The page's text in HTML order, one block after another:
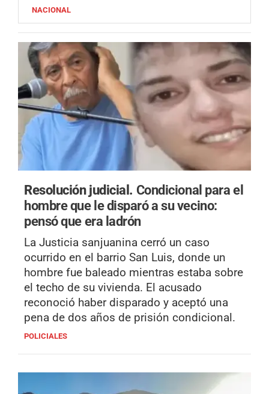
NACIONAL
Resolución judicial. Condicional para el
hombre que le disparó a su vecino:
pensó que era ladrón
La Justicia sanjuanina cerró un caso
ocurrido en el barrio San Luis, donde un
hombre fue baleado mientras estaba sobre
el techo de su vivienda. El acusado
reconoció haber disparado y aceptó una
pena de dos años de prisión condicional.
POLICIALES